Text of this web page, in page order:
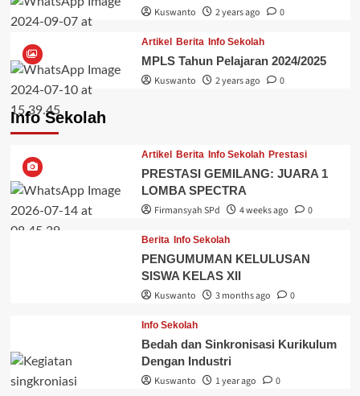
Kuswanto
2 years ago 0
Artikel Berita Info Sekolah
MPLS Tahun Pelajaran 2024/2025
Kuswanto
2 years ago 0
Info Sekolah
Artikel Berita Info Sekolah Prestasi
PRESTASI GEMILANG: JUARA 1
LOMBA SPECTRA
Firmansyah SPd
4 weeks ago 0
Berita Info Sekolah
PENGUMUMAN KELULUSAN
SISWA KELAS XII
Kuswanto
3 months ago 0
Info Sekolah
Bedah dan Sinkronisasi Kurikulum
Dengan Industri
Kuswanto
1 year ago 0